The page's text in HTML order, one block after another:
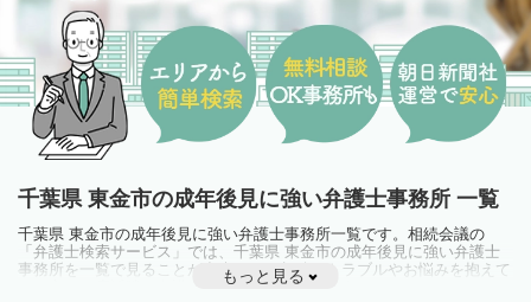
千葉県 東金市の成年後見に強い弁護士事務所 一覧
千葉県 東金市の成年後見に強い弁護士事務所一覧です。相続会議の
「弁護士検索サービス」では、千葉県 東金市の成年後見に強い弁護士
事務所を一覧で見ることが出来ます。相続のトラブルやお悩みを抱えて
いる方は一度近隣の弁護士に相談してみましょう。
もっと見る